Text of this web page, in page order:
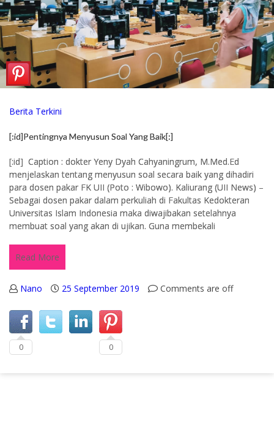
Berita Terkini
[:id]Pentingnya Menyusun Soal Yang Baik[:]
[:id] Caption : dokter Yeny Dyah Cahyaningrum, M.Med.Ed
menjelaskan tentang menyusun soal secara baik yang dihadiri
para dosen pakar FK UII (Poto : Wibowo). Kaliurang (UII News) –
Sebagai dosen pakar dalam perkuliah di Fakultas Kedokteran
Universitas Islam Indonesia maka diwajibakan setelahnya
membuat soal yang akan di ujikan. Guna membekali
Read More
Nano 25 September 2019 Comments are off
0 0